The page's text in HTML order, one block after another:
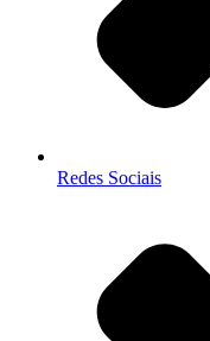
Redes Sociais